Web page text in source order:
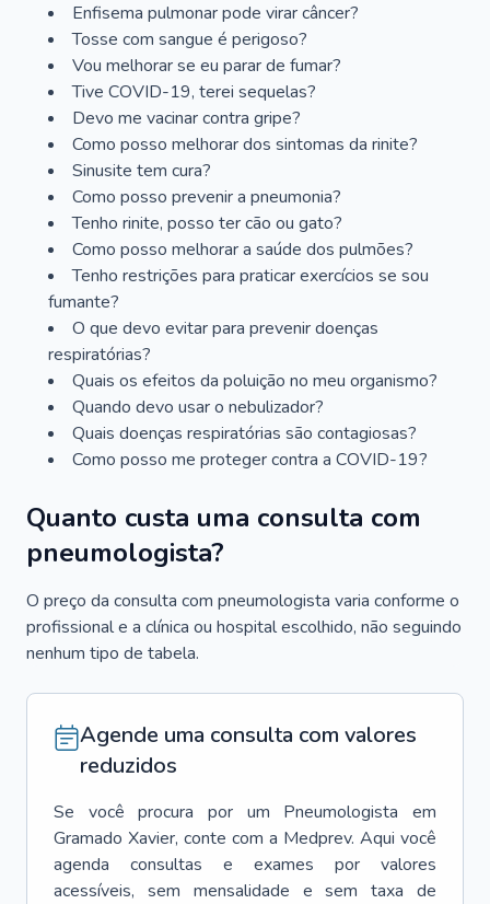
Enfisema pulmonar pode virar câncer?
Tosse com sangue é perigoso?
Vou melhorar se eu parar de fumar?
Tive COVID-19, terei sequelas?
Devo me vacinar contra gripe?
Como posso melhorar dos sintomas da rinite?
Sinusite tem cura?
Como posso prevenir a pneumonia?
Tenho rinite, posso ter cão ou gato?
Como posso melhorar a saúde dos pulmões?
Tenho restrições para praticar exercícios se sou
fumante?
O que devo evitar para prevenir doenças
respiratórias?
Quais os efeitos da poluição no meu organismo?
Quando devo usar o nebulizador?
Quais doenças respiratórias são contagiosas?
Como posso me proteger contra a COVID-19?
Quanto custa uma consulta com
pneumologista?
O preço da consulta com pneumologista varia conforme o
profissional e a clínica ou hospital escolhido, não seguindo
nenhum tipo de tabela.
Agende uma consulta com valores
reduzidos
Se você procura por um Pneumologista
em
Gramado Xavier, conte com a Medprev. Aqui você
agenda consultas e exames por valores
acessíveis, sem mensalidade e sem taxa de